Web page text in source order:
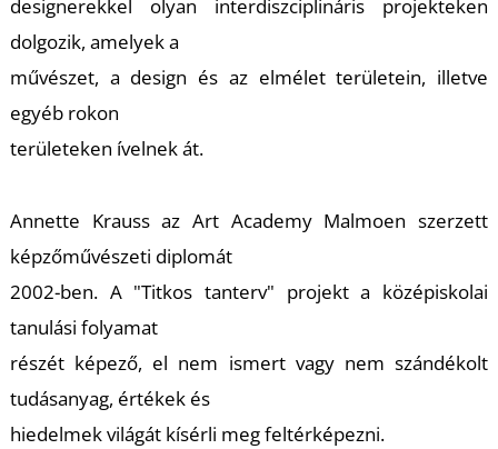
designerekkel olyan interdiszciplináris projekteken
dolgozik, amelyek a
művészet, a design és az elmélet területein, illetve
egyéb rokon
területeken ívelnek át.
Annette Krauss az Art Academy Malmoen szerzett
képzőművészeti diplomát
2002-ben. A "Titkos tanterv" projekt a középiskolai
tanulási folyamat
részét képező, el nem ismert vagy nem szándékolt
tudásanyag, értékek és
hiedelmek világát kísérli meg feltérképezni.